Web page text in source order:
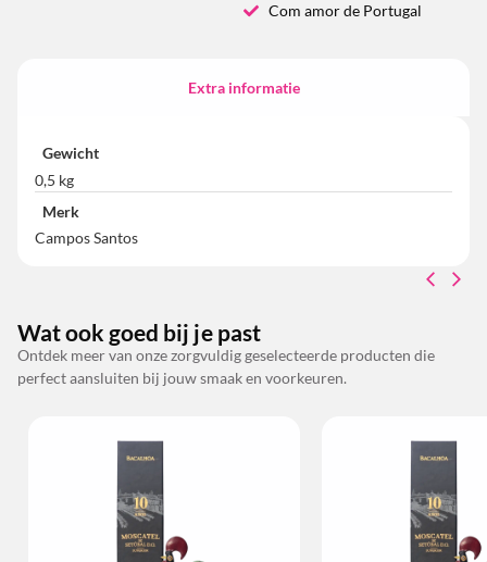
Com amor de Portugal
Extra informatie
Gewicht
0,5 kg
Merk
Campos Santos
Wat ook goed bij je past
Ontdek meer van onze zorgvuldig geselecteerde producten die
perfect aansluiten bij jouw smaak en voorkeuren.